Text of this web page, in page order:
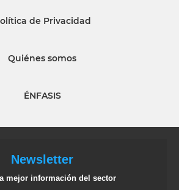
de Privacidad
Quiénes somos
ÉNFASIS
Newsletter
mejor información del sector